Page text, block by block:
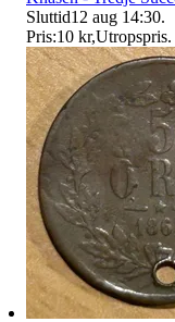
Sluttid12 aug 14:30.
Pris:10 kr,Utropspris.